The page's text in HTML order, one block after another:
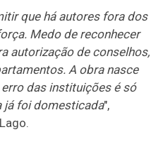
que há autores fora dos
Medo de reconhecer
autorização de conselhos,
A obra nasce
das instituições é só
já foi domesticada",